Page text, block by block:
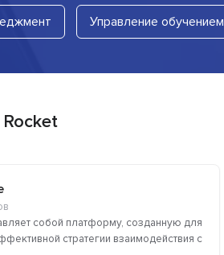
Управление обучением
собой платформу, созданную для
стратегии взаимодействия с